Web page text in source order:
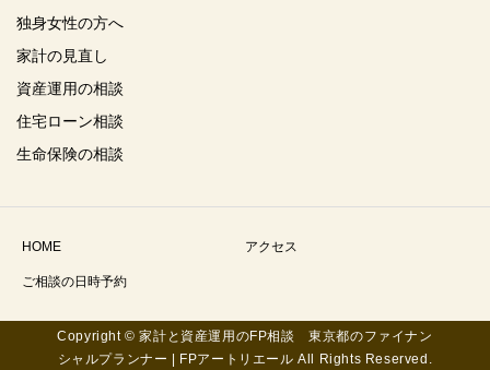
独身女性の方へ
家計の見直し
資産運用の相談
住宅ローン相談
生命保険の相談
HOME アクセス
ご相談の日時予約
Copyright © 家計と資産運用のFP相談 東京都のファイナン
シャルプランナー | FPアートリエール All Rights Reserved.